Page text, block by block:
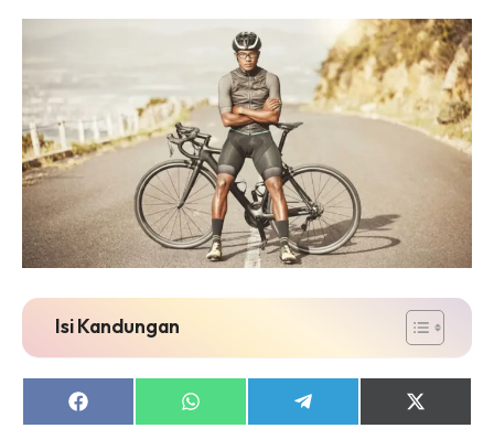
Isi Kandungan
Share
on
Share
on
Share
on
Share
on